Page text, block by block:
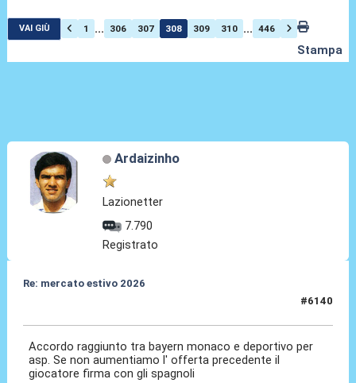
VAI GIÙ 1 ... 306 307 308 309 310 ... 446
Stampa
Ardaizinho
Lazionetter
7.790
Registrato
Re: mercato estivo 2026
#6140
Accordo raggiunto tra bayern monaco e deportivo per
asp. Se non aumentiamo l' offerta precedente il
giocatore firma con gli spagnoli